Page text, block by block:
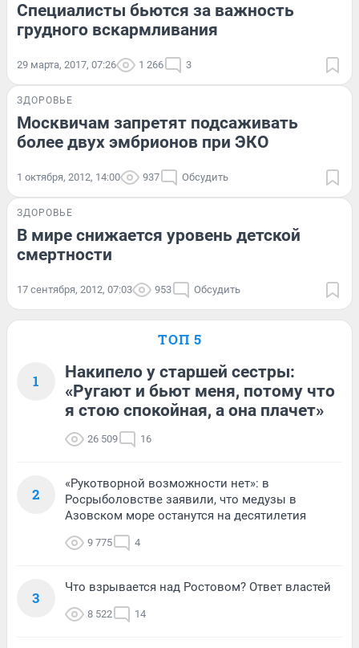
Специалисты бьются за важность
грудного вскармливания
29 марта, 2017, 07:26 1 266 3
ЗДОРОВЬЕ
Москвичам запретят подсаживать
более двух эмбрионов при ЭКО
1 октября, 2012, 14:00 937 Обсудить
ЗДОРОВЬЕ
В мире снижается уровень детской
смертности
17 сентября, 2012, 07:03 953 Обсудить
ТОП 5
1
Накипело у старшей сестры:
«Ругают и бьют меня, потому что
я стою спокойная, а она плачет»
26 509 16
2
«Рукотворной возможности нет»: в
Росрыболовстве заявили, что медузы в
Азовском море останутся на десятилетия
9 775 4
3
Что взрывается над Ростовом? Ответ властей
8 522 14